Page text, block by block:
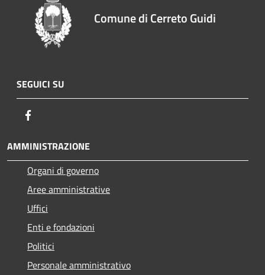
Comune di Cerreto Guidi
SEGUICI SU
AMMINISTRAZIONE
Organi di governo
Aree amministrative
Uffici
Enti e fondazioni
Politici
Personale amministrativo